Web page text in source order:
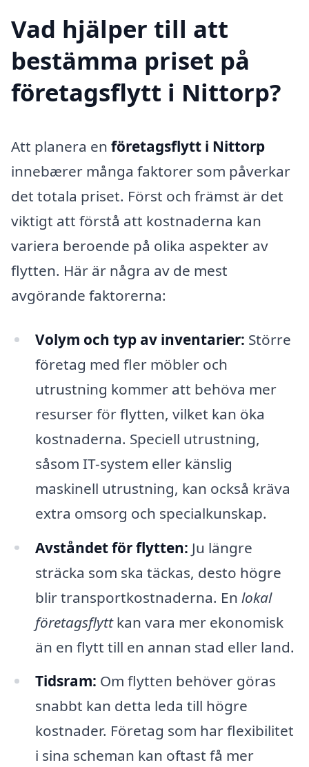
Vad hjälper till att
bestämma priset på
företagsflytt i Nittorp?
Att planera en företagsflytt i Nittorp
innebærer många faktorer som påverkar
det totala priset. Först och främst är det
viktigt att förstå att kostnaderna kan
variera beroende på olika aspekter av
flytten. Här är några av de mest
avgörande faktorerna:
Volym och typ av inventarier: Större
företag med fler möbler och
utrustning kommer att behöva mer
resurser för flytten, vilket kan öka
kostnaderna. Speciell utrustning,
såsom IT-system eller känslig
maskinell utrustning, kan också kräva
extra omsorg och specialkunskap.
Avståndet för flytten: Ju längre
sträcka som ska täckas, desto högre
blir transportkostnaderna. En lokal
företagsflyttkan vara mer ekonomisk
än en flytt till en annan stad eller land.
Tidsram: Om flytten behöver göras
snabbt kan detta leda till högre
kostnader. Företag som har flexibilitet
i sina scheman kan oftast få mer